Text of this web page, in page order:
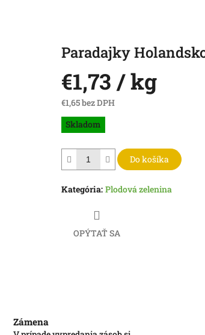
Paradajky
€1,73 / kg
€1,65 bez DPH
Jednotková
cena:
Skladom
Do košíka
Kategória: Plodová zelenina
OPÝTAŤ SA
Zámena